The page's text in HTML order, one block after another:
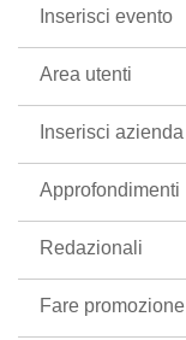
Inserisci evento
Area utenti
Inserisci azienda
Approfondimenti
Redazionali
Fare promozione